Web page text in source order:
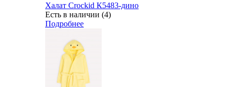
Халат Crockid К5483-дино
Есть в наличии (4)
Подробнее